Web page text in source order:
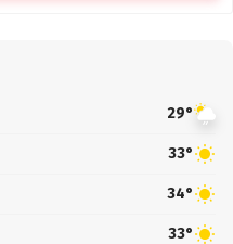
29°
33°
34°
33°